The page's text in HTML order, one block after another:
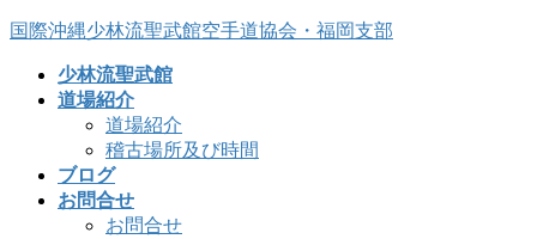
コ
ナ
国際沖縄少林流聖武館空手道協会・福岡支部
少林流聖武館
道場紹介
道場紹介
稽古場所及び時間
ブログ
お問合せ
お問合せ